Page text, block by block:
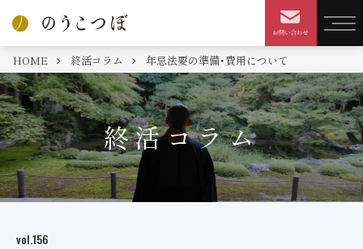
HOME 終活コラム 年忌法要の準備・費用について
終活コラム
vol.156